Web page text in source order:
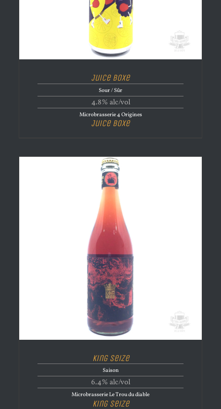
Juice Boxe
Sour / Sûr
4.8% alc/vol
Microbrasserie 4 Origines
Juice Boxe
King Seize
Saison
6.4% alc/vol
Microbrasserie Le Trou du diable
King Seize